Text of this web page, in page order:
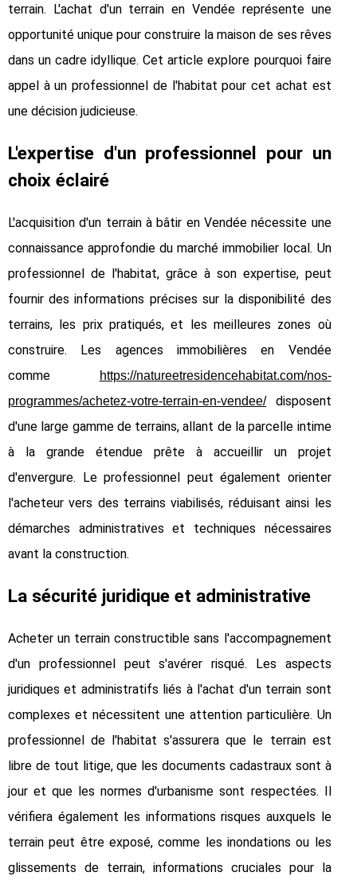
terrain. L'achat d'un terrain en Vendée représente une
opportunité unique pour construire la maison de ses rêves
dans un cadre idyllique. Cet article explore pourquoi faire
appel à un professionnel de l'habitat pour cet achat est
une décision judicieuse.
L'expertise d'un professionnel pour un
choix éclairé
L'acquisition d'un terrain à bâtir en Vendée nécessite une
connaissance approfondie du marché immobilier local. Un
professionnel de l'habitat, grâce à son expertise, peut
fournir des informations précises sur la disponibilité des
terrains, les prix pratiqués, et les meilleures zones où
construire. Les agences immobilières en Vendée
comme
https://natureetresidencehabitat.com/nos-
programmes/achetez-votre-terrain-en-vendee/disposent
d'une large gamme de terrains, allant de la parcelle intime
à la grande étendue prête à accueillir un projet
d'envergure. Le professionnel peut également orienter
l'acheteur vers des terrains viabilisés, réduisant ainsi les
démarches administratives et techniques nécessaires
avant la construction.
La sécurité juridique et administrative
Acheter un terrain constructible sans l'accompagnement
d'un professionnel peut s'avérer risqué. Les aspects
juridiques et administratifs liés à l'achat d'un terrain sont
complexes et nécessitent une attention particulière. Un
professionnel de l'habitat s'assurera que le terrain est
libre de tout litige, que les documents cadastraux sont à
jour et que les normes d'urbanisme sont respectées. Il
vérifiera également les informations risques auxquels le
terrain peut être exposé, comme les inondations ou les
glissements de terrain, informations cruciales pour la